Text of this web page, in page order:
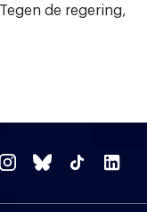
de regering,